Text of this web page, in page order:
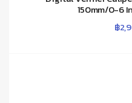
150mm/0-6
฿